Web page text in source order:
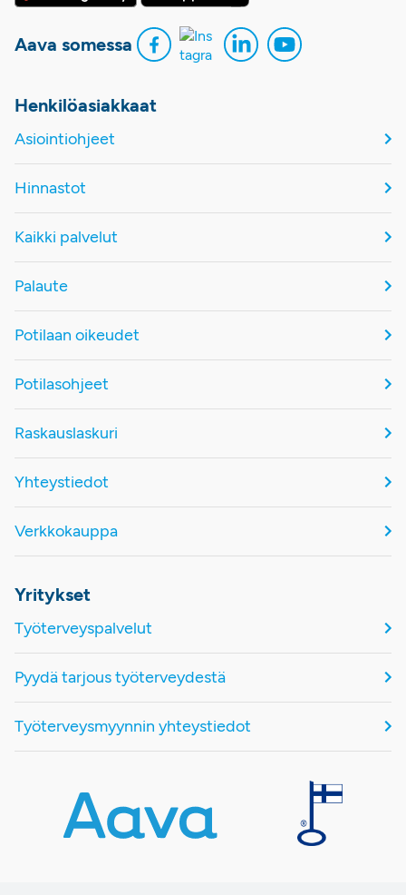
Aava somessa
Henkilöasiakkaat
Asiointiohjeet
Hinnastot
Kaikki palvelut
Palaute
Potilaan oikeudet
Potilasohjeet
Raskauslaskuri
Yhteystiedot
Verkkokauppa
Yritykset
Työterveyspalvelut
Pyydä tarjous työterveydestä
Työterveysmyynnin yhteystiedot